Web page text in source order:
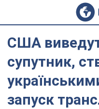
США
супутник,
запуск